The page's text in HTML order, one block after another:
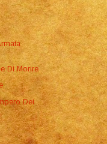
Di Morire
Dei